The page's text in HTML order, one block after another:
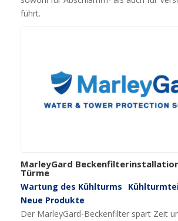
führt.
MarleyGard
Türme
Wartung des Kühlturms
Neue Produkte
Der MarleyGard-Beckenfilter spart Zeit